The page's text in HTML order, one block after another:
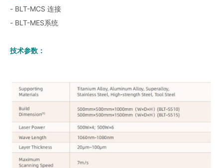
- BLT-MCS 连接
- BLT-MES系统
技术参数：